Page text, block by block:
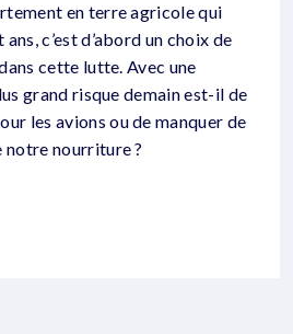
en terre agricole qui
c’est d’abord un choix de
cette lutte. Avec une
grand risque demain est-il de
les avions ou de manquer de
nourriture ?